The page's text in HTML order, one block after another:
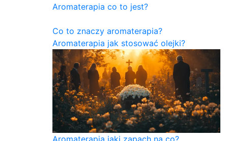
Aromaterapia co to jest?
Co to znaczy aromaterapia?
Aromaterapia jak stosować olejki?
Aromaterapia jaki zapach na co?